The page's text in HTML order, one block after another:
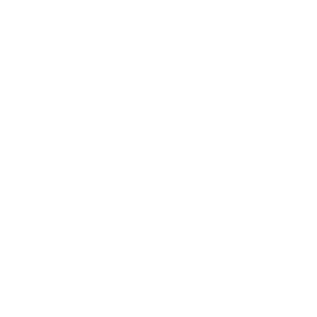
了承ください。
き作成されるも
をご了承くださ
です。
ありません。
です。
ず変更すること
1000ppm以下、
) : 1000ppm、
、
可)を取得する
これらの製造装
通知します。
ムロン制御